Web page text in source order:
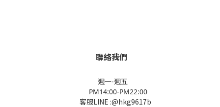
聯絡我們
週一-週五
PM14:00-PM22:00
客服LINE :@hkg9617b